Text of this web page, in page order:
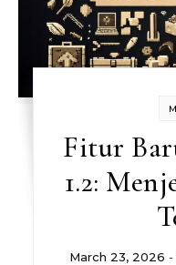
Fitur
1.2:
March 23, 2026 -